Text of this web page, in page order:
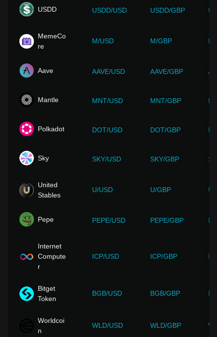
USDD USDD/USD USDD/GBP
MemeCo
re
M/USD M/GBP
Aave AAVE/USD AAVE/GBP
Mantle MNT/USD MNT/GBP
Polkadot DOT/USD DOT/GBP
Sky SKY/USD SKY/GBP
United
Stables
U/USD U/GBP U/
Pepe PEPE/USD PEPE/GBP
Internet
Compute
r
ICP/USD ICP/GBP
Bitget
Token
BGB/USD BGB/GBP
Worldcoi
n
WLD/USD WLD/GBP